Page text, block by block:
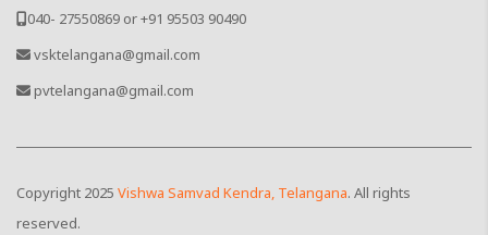
040- 27550869 or +91 95503 90490
vsktelangana@gmail.com
pvtelangana@gmail.com
Copyright 2025 Vishwa Samvad Kendra, Telangana. All rights
reserved.